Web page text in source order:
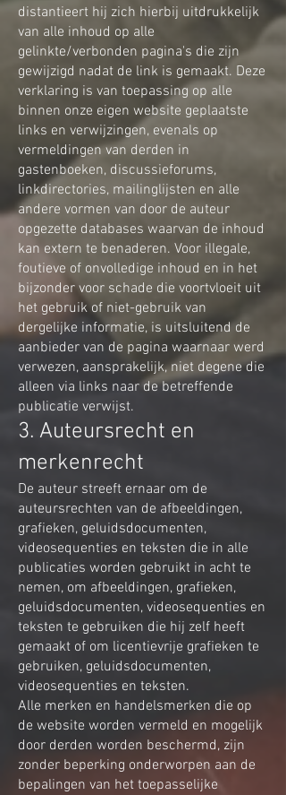
distantieert hij zich hierbij uitdrukkelijk
van alle inhoud op alle
gelinkte/verbonden pagina's die zijn
gewijzigd nadat de link is gemaakt. Deze
verklaring is van toepassing op alle
binnen onze eigen website geplaatste
links en verwijzingen, evenals op
vermeldingen van derden in
gastenboeken, discussieforums,
linkdirectories, mailinglijsten en alle
andere vormen van door de auteur
opgezette databases waarvan de inhoud
kan extern te benaderen. Voor illegale,
foutieve of onvolledige inhoud en in het
bijzonder voor schade die voortvloeit uit
het gebruik of niet-gebruik van
dergelijke informatie, is uitsluitend de
aanbieder van de pagina waarnaar werd
verwezen, aansprakelijk, niet degene die
alleen via links naar de betreffende
publicatie verwijst.
3. Auteursrecht en
merkenrecht
De auteur streeft ernaar om de
auteursrechten van de afbeeldingen,
grafieken, geluidsdocumenten,
videosequenties en teksten die in alle
publicaties worden gebruikt in acht te
nemen, om afbeeldingen, grafieken,
geluidsdocumenten, videosequenties en
teksten te gebruiken die hij zelf heeft
gemaakt of om licentievrije grafieken te
gebruiken, geluidsdocumenten,
videosequenties en teksten.
Alle merken en handelsmerken die op
de website worden vermeld en mogelijk
door derden worden beschermd, zijn
zonder beperking onderworpen aan de
bepalingen van het toepasselijke